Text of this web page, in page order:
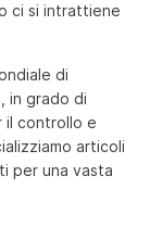
ci si intrattiene
di
in grado di
il controllo e
articoli
per una vasta